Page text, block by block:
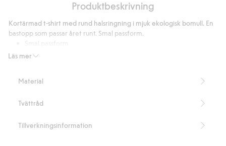
52
betyg
Produktbeskrivning
Läs mer
Kortärmad t-shirt med rund halsringning i mjuk ekologisk bomull. En
bastopp som passar året runt. Smal passform.
Innehåller 95% ekologisk bomull.
Material
Tvättråd
Tillverkningsinformation